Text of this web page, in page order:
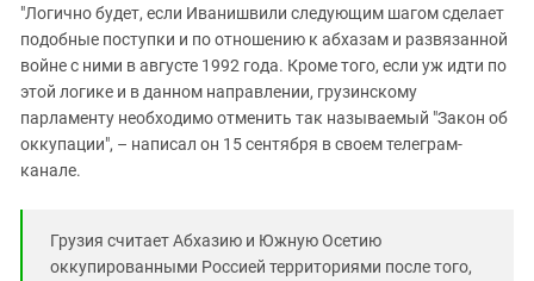
"Логично будет, если Иванишвили следующим шагом сделает
подобные поступки и по отношению к абхазам и развязанной
войне с ними в августе 1992 года. Кроме того, если уж идти по
этой логике и в данном направлении, грузинскому
парламенту необходимо отменить так называемый "Закон об
оккупации", – написал он 15 сентября в своем телеграм-
канале.
Грузия считает Абхазию и Южную Осетию
оккупированными Россией территориями после того,